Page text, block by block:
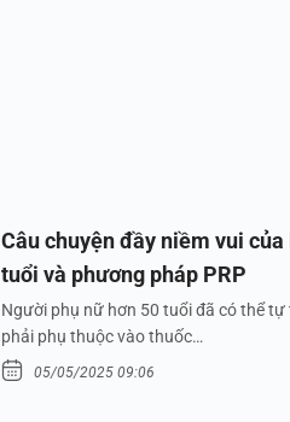
Câu chuyện đầy niềm vui của
tuổi và phương pháp PRP
Người phụ nữ hơn 50 tuổi đã có thể
phải phụ thuộc vào thuốc…
05/05/2025 09:06